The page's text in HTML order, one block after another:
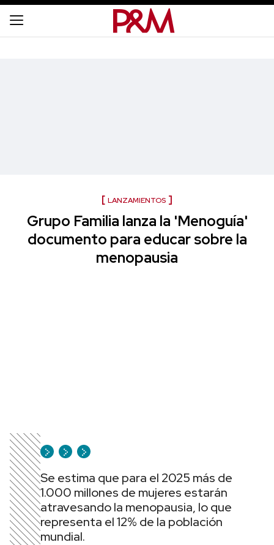
LANZAMIENTOS
Grupo Familia lanza la 'Menoguía'
documento para educar sobre la
menopausia
Se estima que para el 2025 más de
1.000 millones de mujeres estarán
atravesando la menopausia, lo que
representa el 12% de la población
mundial.